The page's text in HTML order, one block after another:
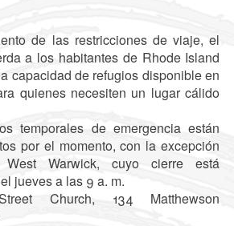
de las restricciones de viaje, el
a los habitantes de Rhode Island
capacidad de refugios disponible en
quienes necesiten un lugar cálido
temporales de emergencia están
por el momento, con la excepción
Warwick, cuyo cierre está
jueves a las 9 a. m.
Church, 134 Matthewson